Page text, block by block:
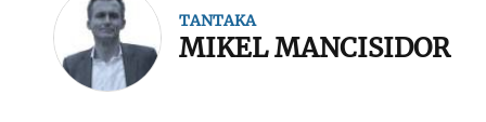
TANTAKA
MIKEL MANCISIDOR